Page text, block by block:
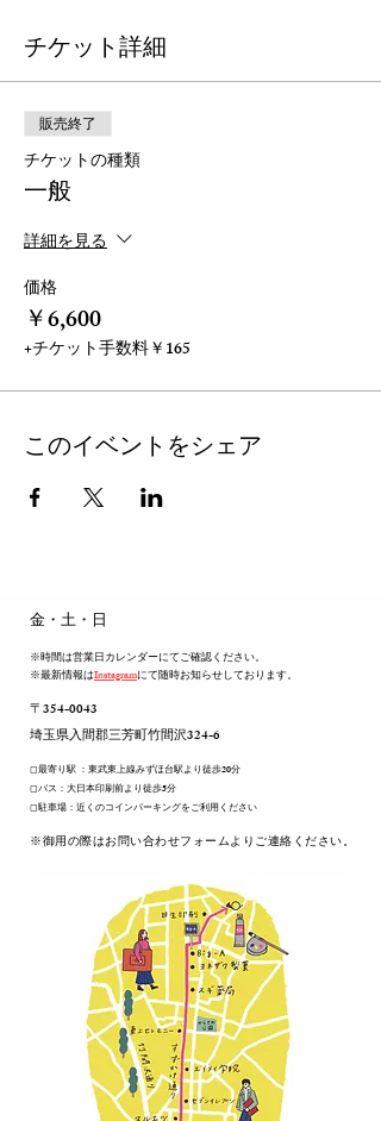
チケット詳細
販売終了
チケットの種類
一般
詳細を見る
価格
￥6,600
+チケット手数料￥165
このイベントをシェア
​金・土・日
※時間は営業日カレンダーにてご確認ください。
※最新情報はInstagramにて随時お知らせしております。
〒354-0043
​埼玉県入間郡三芳町竹間沢324-6
◻︎最寄り駅 ：東武東上線みずほ台駅より徒歩20分
◻︎バス：大日本印刷前より徒歩5分
◻︎駐車場：近くのコインパーキングをご利用ください
​※御用の際はお問い合わせフォームよりご連絡ください。